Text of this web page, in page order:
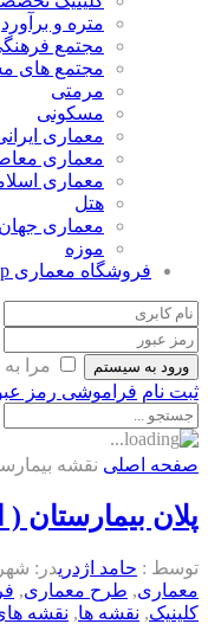
متره و برآورد
مجتمع
مجتمع های
مرمتی
مسکونی
معماری
معماری
معماری
هتل
معماری جهان
موزه
فروشگاه معماری
ورود به سیستم
مرا
ثبت نام فراموشی رمز
صفحه اصلی نقشه
پلان بیمارستان
توسط : حامد اژدریدر: شهریور
معماری, طرح معماری,
کلینیک, نقشه ها, نقشه